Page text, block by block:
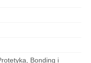
Bonding i